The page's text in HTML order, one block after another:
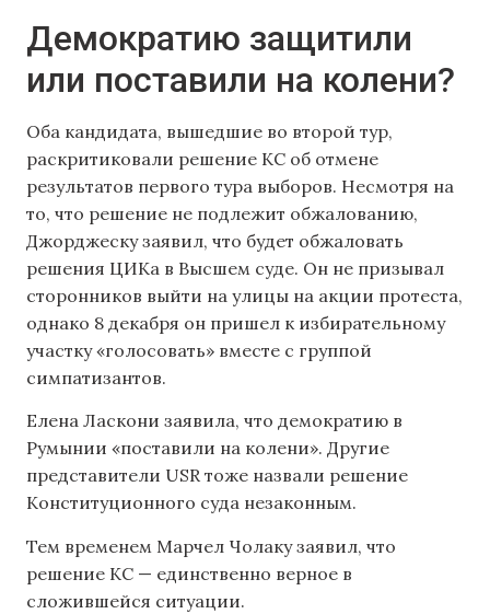
Демократию защитили
или поставили на колени?
Оба кандидата, вышедшие во второй тур,
раскритиковали решение КС об отмене
результатов первого тура выборов. Несмотря на
то, что решение не подлежит обжалованию,
Джорджеску заявил, что будет обжаловать
решения ЦИКа в Высшем суде. Он не призывал
сторонников выйти на улицы на акции протеста,
однако 8 декабря он пришел к избирательному
участку «голосовать» вместе с группой
симпатизантов.
Елена Ласкони заявила, что демократию в
Румынии «поставили на колени». Другие
представители USR тоже назвали решение
Конституционного суда незаконным.
Тем временем Марчел Чолаку заявил, что
решение КС — единственно верное в
сложившейся ситуации.